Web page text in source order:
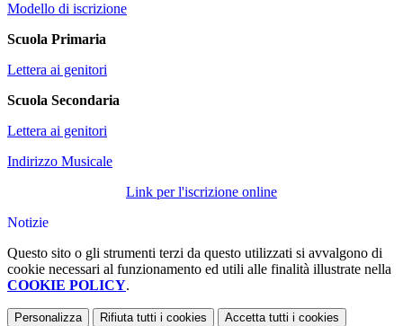
Modello di iscrizione
Scuola Primaria
Lettera ai genitori
Scuola Secondaria
Lettera ai genitori
Indirizzo Musicale
Link per l'iscrizione online
Notizie
Questo sito o gli strumenti terzi da questo utilizzati si avvalgono di
cookie necessari al funzionamento ed utili alle finalità illustrate nella
COOKIE POLICY.
Personalizza Rifiuta tutti i cookies Accetta tutti i cookies